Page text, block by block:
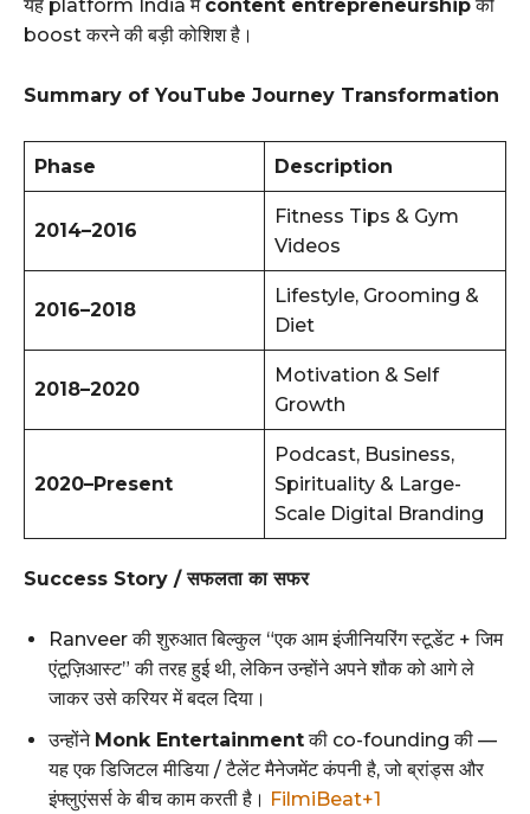
यह platform India में content entrepreneurshipको
boost करने की बड़ी कोशिश है।
Summary of YouTube Journey Transformation
Phase Description
2014–2016
Fitness Tips & Gym
Videos
2016–2018
Lifestyle, Grooming &
Diet
2018–2020
Motivation & Self
Growth
2020–Present
Podcast, Business,
Spirituality & Large-
Scale Digital Branding
Success Story / सफलता का सफर
Ranveer की शुरुआत बिल्कुल “एक आम इंजीनियरिंग स्टूडेंट + जिम
एंटूज़िआस्ट” की तरह हुई थी, लेकिन उन्होंने अपने शौक को आगे ले
जाकर उसे करियर में बदल दिया।
उन्होंने Monk Entertainmentकी co-founding की —
यह एक डिजिटल मीडिया / टैलेंट मैनेजमेंट कंपनी है, जो ब्रांड्स और
इंफ्लुएंसर्स के बीच काम करती है। FilmiBeat+1